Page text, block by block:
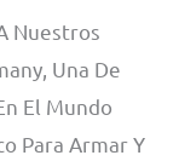
Nuestros
Una De
El Mundo
Para Armar Y